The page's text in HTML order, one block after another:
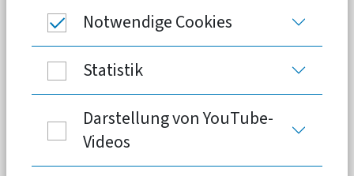
Notwendige Cookies
Statistik
Darstellung von YouTube-
Videos